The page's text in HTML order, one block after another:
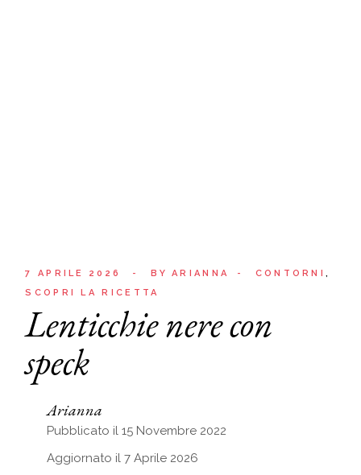
7 APRILE 2026 BY ARIANNA
CONTORNI
SCOPRI LA RICETTA
Lenticchie nere con
speck
Arianna
Pubblicato il 15 Novembre 2022
Aggiornato il 7 Aprile 2026